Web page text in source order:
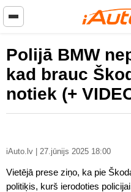
Polijā BMW
kad brauc
notiek (+
iAuto.lv | 27.jūnijs 2025 18:00
Vietējā prese ziņo, ka pie
politiķis, kurš ierodoties